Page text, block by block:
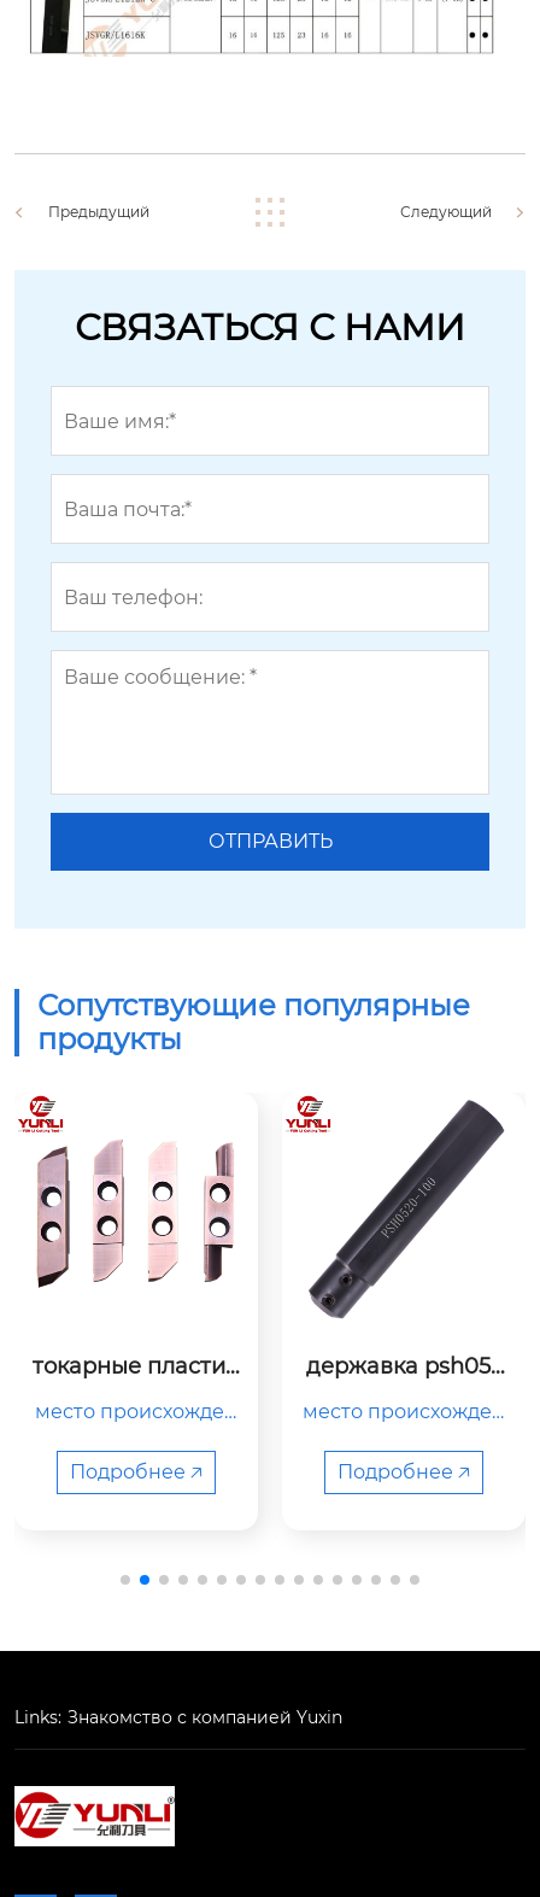
Предыдущий Следующий
СВЯЗАТЬСЯ С НАМИ
Сопутствующие популярные
продукты
токарные пластин
место происхожден
китай
твердосплавная фр
a-...
Подробнее 🡥
державка psh052
место происхожден
ель токарного станк
а номер модели psh
а yunli использован
q 2 шт. продажные е
Подробнее 🡥
Links: Знакомство с компанией Yuxin